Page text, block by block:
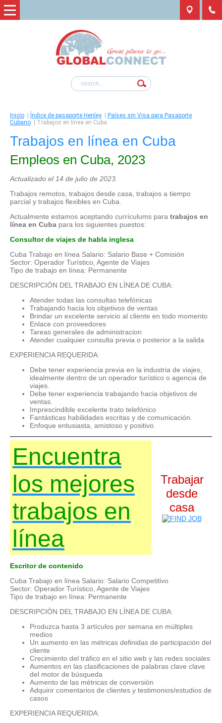
Inicio Índice de pasaporte Henley
Países sin Visa para Pasaporte
Cubano
Trabajos en línea en Cuba
Trabajos en línea en Cuba
Empleos en Cuba, 2023
Actualizado el 14 de julio de 2023.
Trabajos remotos, trabajos desde casa, trabajos a tiempo
parcial y trabajos flexibles en Cuba.
Actualmente estamos aceptando currículums para trabajos en
línea en Cuba para los siguientes puestos:
Consultor de viajes de habla inglesa
Cuba Trabajo en línea Salario: Salario Base + Comisión
Sector: Operador Turístico, Agente de Viajes
Tipo de trabajo en línea: Permanente
DESCRIPCIÓN DEL TRABAJO EN LÍNEA DE CUBA:
Atender todas las consultas telefónicas
Trabajando hacia los objetivos de ventas
Brindar un excelente servicio al cliente en todo momento
Enlace con proveedores
Tareas generales de administracion
Atender cualquier consulta previa o posterior a la salida
EXPERIENCIA REQUERIDA:
Debe tener experiencia previa en la industria de viajes,
idealmente dentro de un operador turístico o agencia de
viajes.
Debe tener experiencia trabajando hacia objetivos de
ventas.
Imprescindible excelente trato telefónico
Fantásticas habilidades escritas y de comunicación.
Enfoque entusiasta, amistoso y positivo.
Encuentra
los mejores
trabajos en
línea
Trabajar
desde
casa
Escritor de contenido
Cuba Trabajo en línea Salario: Salario Competitivo
Sector: Operador Turístico, Agente de Viajes
Tipo de trabajo en línea: Permanente
DESCRIPCIÓN DEL TRABAJO EN LÍNEA DE CUBA:
Produzca hasta 3 artículos por semana en múltiples
medios
Un aumento en las métricas definidas de participación del
cliente
Crecimiento del tráfico en el sitio web y las redes sociales
Aumentos en las clasificaciones de palabras clave clave
del motor de búsqueda
Aumento de las métricas de conversión
Adquirir comentarios de clientes y testimonios/estudios de
casos
EXPERIENCIA REQUERIDA: